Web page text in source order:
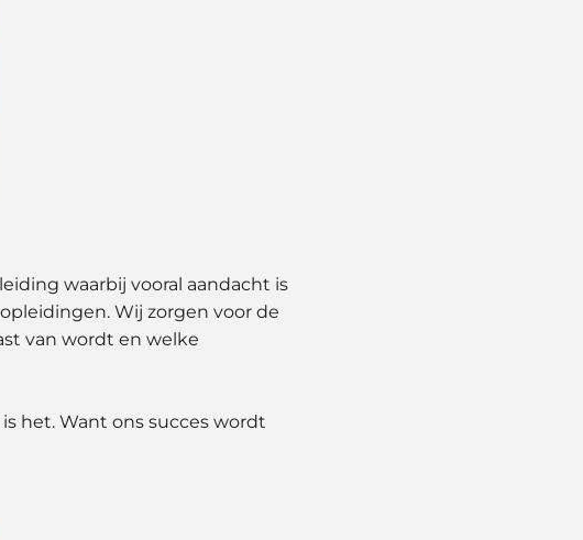
waarbij vooral aandacht is
Wij zorgen voor de
van wordt en welke
het. Want ons succes wordt